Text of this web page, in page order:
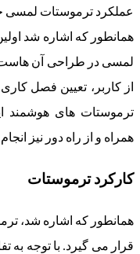
عملکرد ترموستات لمسی
همانطور که اشاره شد
لمسی در طراحی آن
از کاربر، تعیین فصل
ترموستات های هوشمند
همراه و از راه دور نیز انجام
کارکرد ترموستات
همانطور که اشاره شد،
قرار می گیرد. با توجه به